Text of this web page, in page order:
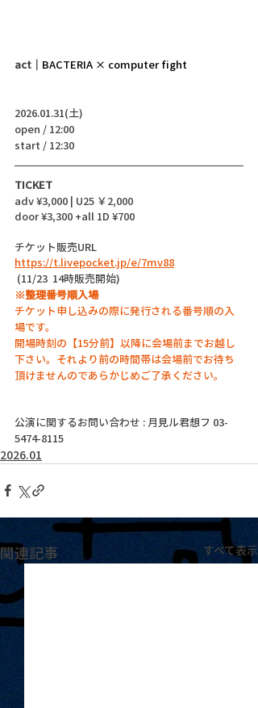
act｜ BACTERIA × computer fight
2026.01.31(土)
open / 12:00
start / 12:30
TICKET
adv ¥3,000 | U25 ￥2,000
door ¥3,300 +all 1D ¥700
チケット販売URL
https://t.livepocket.jp/e/7mv88
(11/23  14時販売開始)
※整理番号順入場
チケット申し込みの際に発行される番号順の入
場です。
開場時刻の【15分前】以降に会場前までお越し
下さい。それより前の時間帯は会場前でお待ち
頂けませんのであらかじめご了承ください。
公演に関するお問い合わせ : 月見ル君想フ 03-
5474-8115
2026.01
関連記事 すべて表示